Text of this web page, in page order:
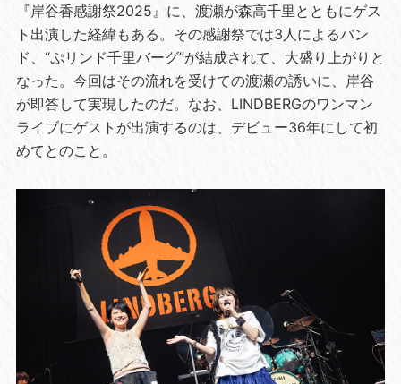
『岸谷香感謝祭2025』に、渡瀬が森高千里とともにゲス
ト出演した経緯もある。その感謝祭では3人によるバン
ド、“ぷリンド千里バーグ”が結成されて、大盛り上がりと
なった。今回はその流れを受けての渡瀬の誘いに、岸谷
が即答して実現したのだ。なお、LINDBERGのワンマン
ライブにゲストが出演するのは、デビュー36年にして初
めてとのこと。